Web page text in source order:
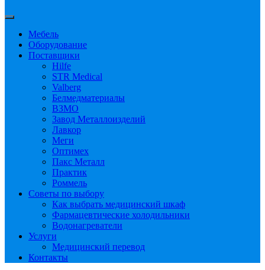
Мебель
Оборудование
Поставщики
Hilfe
STR Medical
Valberg
Белмедматериалы
ВЗМО
Завод Металлоизделий
Лавкор
Меги
Оптимех
Пакс Металл
Практик
Роммель
Советы по выбору
Как выбрать медицинский шкаф
Фармацевтические холодильники
Водонагреватели
Услуги
Медицинский перевод
Контакты